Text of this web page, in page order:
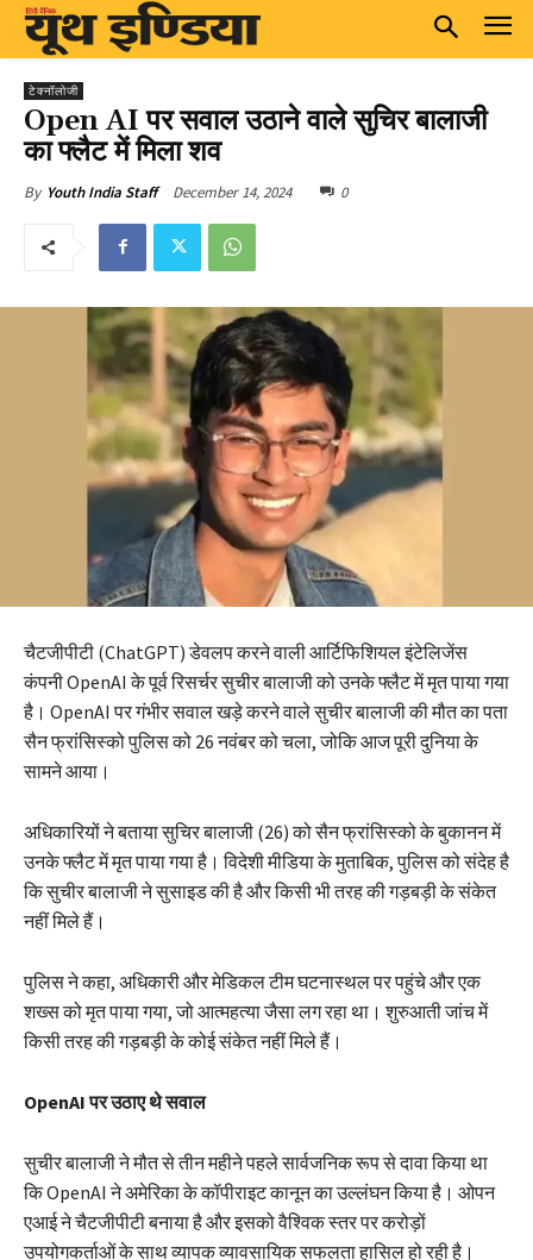
टेक्नॉलोजी
Open AI पर सवाल उठाने वाले सुचिर बालाजी
का फ्लैट में मिला शव
By Youth India Staff December 14, 2024 0
चैटजीपीटी (ChatGPT) डेवलप करने वाली आर्टिफिशियल इंटेलिजेंस
कंपनी OpenAI के पूर्व रिसर्चर सुचीर बालाजी को उनके फ्लैट में मृत पाया गया
है। OpenAI पर गंभीर सवाल खड़े करने वाले सुचीर बालाजी की मौत का पता
सैन फ्रांसिस्को पुलिस को 26 नवंबर को चला, जोकि आज पूरी दुनिया के
सामने आया।
अधिकारियों ने बताया सुचिर बालाजी (26) को सैन फ्रांसिस्को के बुकानन में
उनके फ्लैट में मृत पाया गया है। विदेशी मीडिया के मुताबिक, पुलिस को संदेह है
कि सुचीर बालाजी ने सुसाइड की है और किसी भी तरह की गड़बड़ी के संकेत
नहीं मिले हैं।
पुलिस ने कहा, अधिकारी और मेडिकल टीम घटनास्थल पर पहुंचे और एक
शख्स को मृत पाया गया, जो आत्महत्या जैसा लग रहा था। शुरुआती जांच में
किसी तरह की गड़बड़ी के कोई संकेत नहीं मिले हैं।
OpenAI पर उठाए थे सवाल
सुचीर बालाजी ने मौत से तीन महीने पहले सार्वजनिक रूप से दावा किया था
कि OpenAI ने अमेरिका के कॉपीराइट कानून का उल्लंघन किया है। ओपन
एआई ने चैटजीपीटी बनाया है और इसको वैश्विक स्तर पर करोड़ों
उपयोगकर्ताओं के साथ व्यापक व्यावसायिक सफलता हासिल हो रही है।